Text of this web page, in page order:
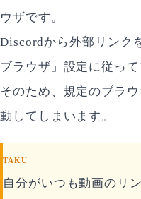
ウザです。
Discordから外部リンク
ブラウザ」設定に従っ
そのため、規定のブラ
動してしまいます。
TAKU
自分がいつも動画のリ